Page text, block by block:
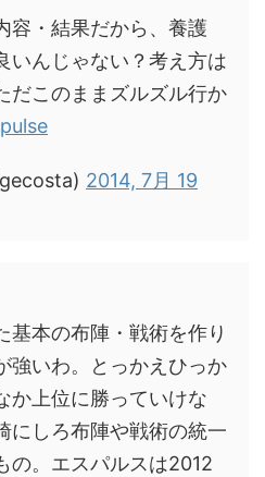
容・結果だから、養護
いんじゃない？考え方は
だこのままズルズル行か
2014, 7月 19
基本の布陣・戦術を作り
強いわ。とっかえひっか
か上位に勝っていけな
にしろ布陣や戦術の統一
の。エスパルスは2012